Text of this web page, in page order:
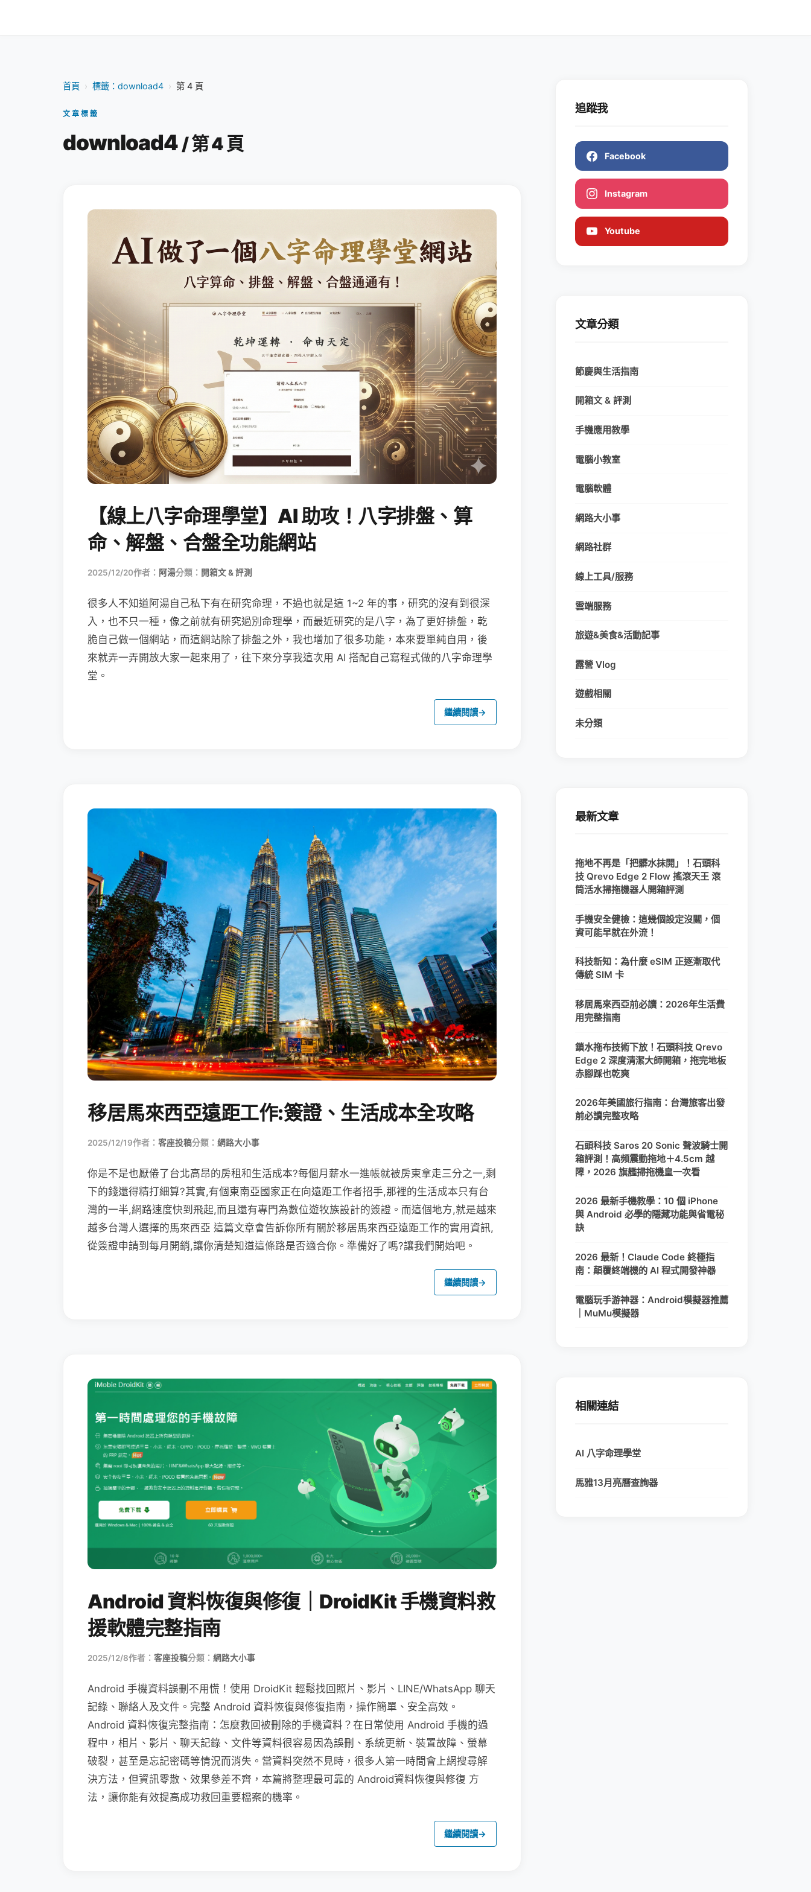
首頁 › 標籤：download4 › 第 4 頁
文章標籤
download4 / 第 4 頁
【線上八字命理學堂】AI 助攻！八字排盤、算
命、解盤、合盤全功能網站
2025/12/20作者： 阿湯分類： 開箱文 & 評測
很多人不知道阿湯自己私下有在研究命理，不過也就是這 1~2 年的事，研究的沒有到很深
入，也不只一種，像之前就有研究過別命理學，而最近研究的是八字，為了更好排盤，乾
脆自己做一個網站，而這網站除了排盤之外，我也增加了很多功能，本來要單純自用，後
來就弄一弄開放大家一起來用了，往下來分享我這次用 AI 搭配自己寫程式做的八字命理學
堂。
繼續閱讀→
移居馬來西亞遠距工作:簽證、生活成本全攻略
2025/12/19作者： 客座投稿分類： 網路大小事
你是不是也厭倦了台北高昂的房租和生活成本?每個月薪水一進帳就被房東拿走三分之一,剩
下的錢還得精打細算?其實,有個東南亞國家正在向遠距工作者招手,那裡的生活成本只有台
灣的一半,網路速度快到飛起,而且還有專門為數位遊牧族設計的簽證。而這個地方,就是越來
越多台灣人選擇的馬來西亞 這篇文章會告訴你所有關於移居馬來西亞遠距工作的實用資訊,
從簽證申請到每月開銷,讓你清楚知道這條路是否適合你。準備好了嗎?讓我們開始吧。
繼續閱讀→
Android 資料恢復與修復｜DroidKit 手機資料救
援軟體完整指南
2025/12/8作者： 客座投稿分類： 網路大小事
Android 手機資料誤刪不用慌！使用 DroidKit 輕鬆找回照片、影片、LINE/WhatsApp 聊天
記錄、聯絡人及文件。完整 Android 資料恢復與修復指南，操作簡單、安全高效。
Android 資料恢復完整指南：怎麼救回被刪除的手機資料？在日常使用 Android 手機的過
程中，相片、影片、聊天記錄、文件等資料很容易因為誤刪、系統更新、裝置故障、螢幕
破裂，甚至是忘記密碼等情況而消失。當資料突然不見時，很多人第一時間會上網搜尋解
決方法，但資訊零散、效果參差不齊，本篇將整理最可靠的 Android資料恢復與修復 方
法，讓你能有效提高成功救回重要檔案的機率。
繼續閱讀→
追蹤我
Facebook
Instagram
Youtube
文章分類
節慶與生活指南
開箱文 & 評測
手機應用教學
電腦小教室
電腦軟體
網路大小事
網路社群
線上工具/服務
雲端服務
旅遊&美食&活動記事
露營 Vlog
遊戲相關
未分類
最新文章
拖地不再是「把髒水抹開」！石頭科
技 Qrevo Edge 2 Flow 搖滾天王 滾
筒活水掃拖機器人開箱評測
手機安全健檢：這幾個設定沒關，個
資可能早就在外流！
科技新知：為什麼 eSIM 正逐漸取代
傳統 SIM 卡
移居馬來西亞前必讀：2026年生活費
用完整指南
鎖水拖布技術下放！石頭科技 Qrevo
Edge 2 深度清潔大師開箱，拖完地板
赤腳踩也乾爽
2026年美國旅行指南：台灣旅客出發
前必讀完整攻略
石頭科技 Saros 20 Sonic 聲波騎士開
箱評測！高頻震動拖地＋4.5cm 越
障，2026 旗艦掃拖機皇一次看
2026 最新手機教學：10 個 iPhone
與 Android 必學的隱藏功能與省電秘
訣
2026 最新！Claude Code 終極指
南：顛覆終端機的 AI 程式開發神器
電腦玩手游神器：Android模擬器推薦
｜MuMu模擬器
相關連結
AI 八字命理學堂
馬雅13月亮曆查詢器